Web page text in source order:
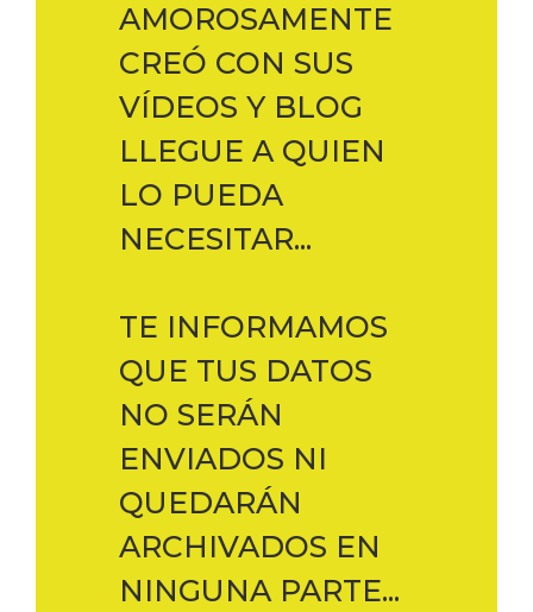
AMOROSAMENTE
CREÓ CON SUS
VÍDEOS Y BLOG
LLEGUE A QUIEN
LO PUEDA
NECESITAR...
TE INFORMAMOS
QUE TUS DATOS
NO SERÁN
ENVIADOS NI
QUEDARÁN
ARCHIVADOS EN
NINGUNA PARTE...